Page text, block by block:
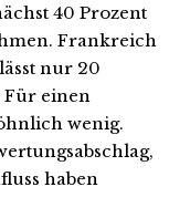
40 Prozent
Frankreich
nur 20
Für einen
wenig.
haben